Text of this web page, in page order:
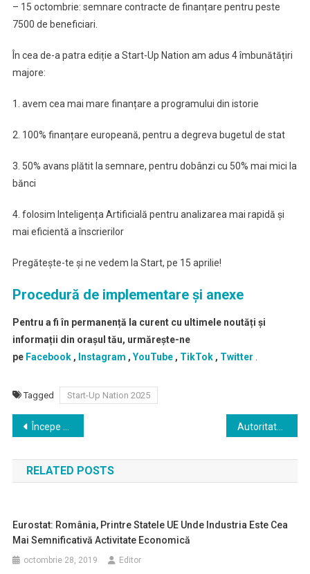
– ⁠15 octombrie: semnare contracte de finanțare pentru peste
7500 de beneficiari.
În cea de-a patra ediție a Start-Up Nation am adus 4 îmbunătățiri
majore:
1. avem cea mai mare finanțare a programului din istorie
2. 100% finanțare europeană, pentru a degreva bugetul de stat
3. 50% avans plătit la semnare, pentru dobânzi cu 50% mai mici la
bănci
4. folosim Inteligența Artificială pentru analizarea mai rapidă și
mai eficientă a înscrierilor
Pregătește-te și ne vedem la Start, pe 15 aprilie!
Procedură de implementare și anexe
Pentru a fi în permanență la curent cu ultimele noutăți și
informații din orașul tău, urmărește-ne
pe Facebook, Instagram , YouTube, TikTok, Twitter
Tagged Start-Up Nation 2025
Navigare
în
articole
Începe procesul de selecție pentru cel mai amplu program social din comunitățile rurale: 2.000 de localități vor avea servicii integrate pentru asistență socială, medicală și consiliere școlară
RELATED POSTS
Eurostat: România, Printre Statele UE Unde Industria Este Cea
Mai Semnificativă Activitate Economică
octombrie 28, 2019 Editor